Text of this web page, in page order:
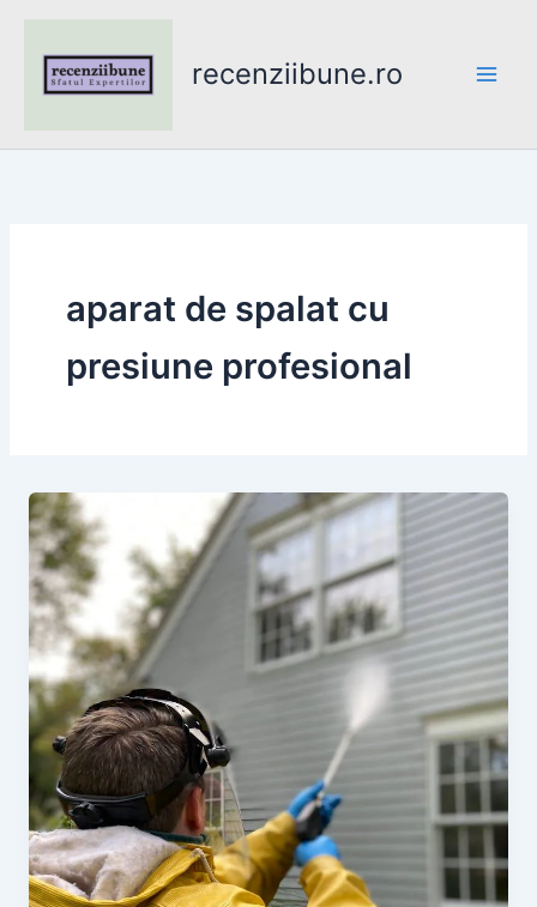
content
recenziibune.ro
aparat de spalat cu
presiune profesional